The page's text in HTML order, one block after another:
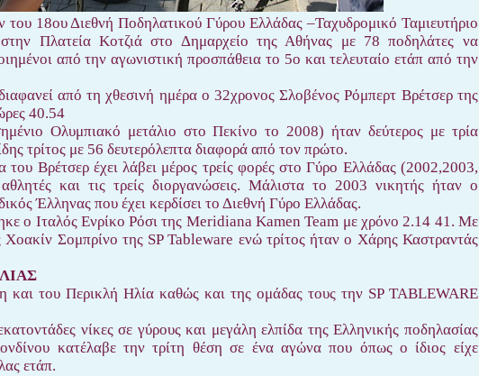
του 18ου Διεθνή Ποδηλατικού Γύρου Ελλάδας –Ταχυδρομικό Ταμιευτήριο
Πλατεία Κοτζιά στο Δημαρχείο της Αθήνας με 78 ποδηλάτες να
από την αγωνιστική προσπάθεια το 5ο και τελευταίο ετάπ από την
από τη χθεσινή ημέρα ο 32χρονος Σλοβένος Ρόμπερτ Βρέτσερ της
40.54
Ολυμπιακό μετάλιο στο Πεκίνο το 2008) ήταν δεύτερος με τρία
τρίτος με 56 δευτερόλεπτα διαφορά από τον πρώτο.
του Βρέτσερ έχει λάβει μέρος τρείς φορές στο Γύρο Ελλάδας (2002,2003,
και τις τρείς διοργανώσεις. Μάλιστα το 2003 νικητής ήταν ο
Έλληνας που έχει κερδίσει το Διεθνή Γύρο Ελλάδας.
ο Ιταλός Ενρίκο Ρόσι της Meridiana Kamen Team με χρόνο 2.14 41. Με
Χοακίν Σομπρίνο της SP Tableware ενώ τρίτος ήταν ο Χάρης Καστραντάς
του Περικλή Ηλία καθώς και της ομάδας τους την SP TABLEWARE
νίκες σε γύρους και μεγάλη ελπίδα της Ελληνικής ποδηλασίας
κατέλαβε την τρίτη θέση σε ένα αγώνα που όπως ο ίδιος είχε
ετάπ.